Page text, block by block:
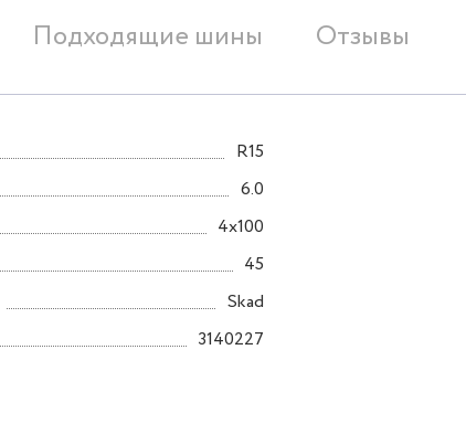
Подходящие шины Отзывы
R15
6.0
4x100
45
Skad
3140227